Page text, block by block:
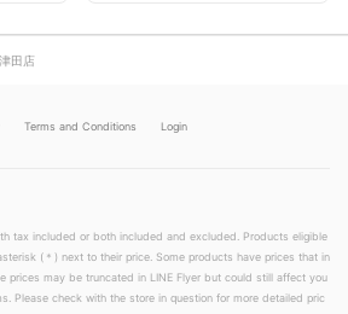
津田店
Terms and Conditions Login
tax included or both included and excluded. Products eligible
(＊) next to their price. Some products have prices that in
prices may be truncated in LINE Flyer but could still affect you
Please check with the store in question for more detailed pric